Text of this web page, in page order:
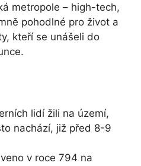
metropole – high-tech,
pohodlné pro život a
kteří se unášeli do
lidí žili na území,
nachází, již před 8-9
v roce 794 na